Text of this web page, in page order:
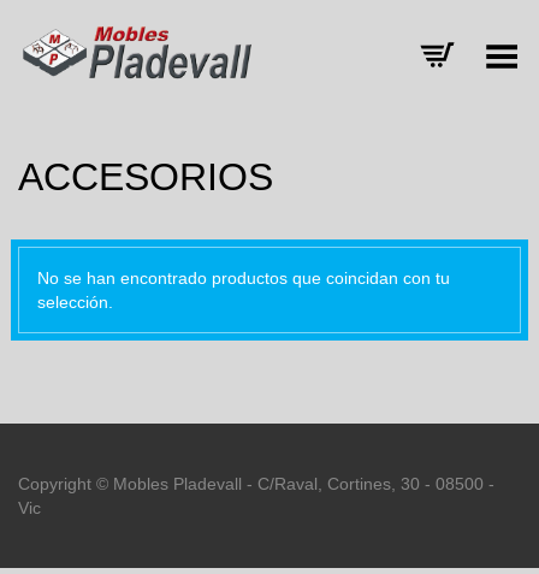
Menú
ACCESORIOS
No se han encontrado productos que coincidan con tu
selección.
Copyright © Mobles Pladevall - C/Raval, Cortines, 30 - 08500 -
Vic